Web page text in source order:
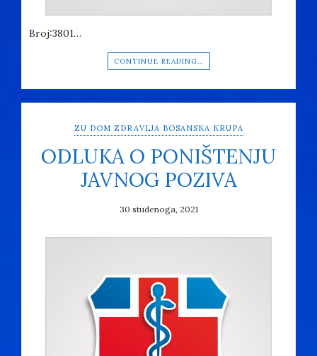
Broj:3801…
CONTINUE READING…
ZU DOM ZDRAVLJA BOSANSKA KRUPA
ODLUKA O PONIŠTENJU
JAVNOG POZIVA
30 studenoga, 2021